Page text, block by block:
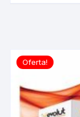
Oferta!